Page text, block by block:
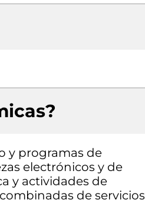
y programas de
electrónicos y de
y actividades de
de servicios